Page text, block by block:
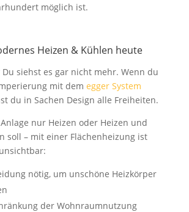
möglich ist.
Heizen & Kühlen heute
Du siehst es gar nicht mehr. Wenn du
mit dem egger System
du in Sachen Design alle Freiheiten.
nur Heizen oder Heizen und
soll – mit einer Flächenheizung ist
nötig, um unschöne Heizkörper
der Wohnraumnutzung